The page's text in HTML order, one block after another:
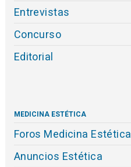
Entrevistas
Concurso
Editorial
MEDICINA ESTÉTICA
Foros Medicina Estética
Anuncios Estética